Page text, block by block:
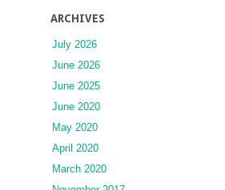
ARCHIVES
July 2026
June 2026
June 2025
June 2020
May 2020
April 2020
March 2020